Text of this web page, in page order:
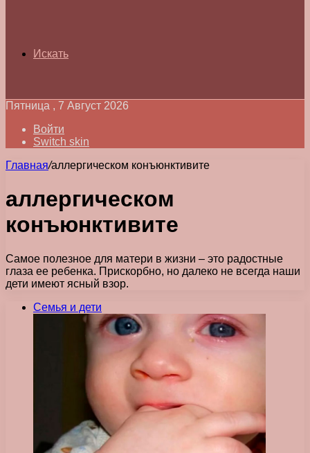
Искать
Пятница , 7 Август 2026
Войти
Switch skin
Главная/аллергическом конъюнктивите
аллергическом
конъюнктивите
Самое полезное для матери в жизни – это радостные
глаза ее ребенка. Прискорбно, но далеко не всегда наши
дети имеют ясный взор.
Семья и дети